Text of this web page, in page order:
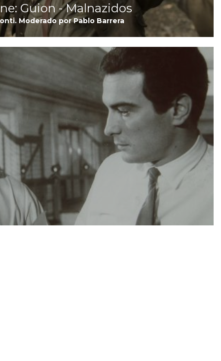
Guion - Malnazidos
Moderado por Pablo Barrera